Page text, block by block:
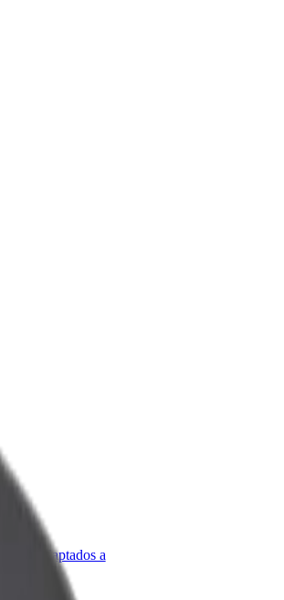
Bolt adaptados a